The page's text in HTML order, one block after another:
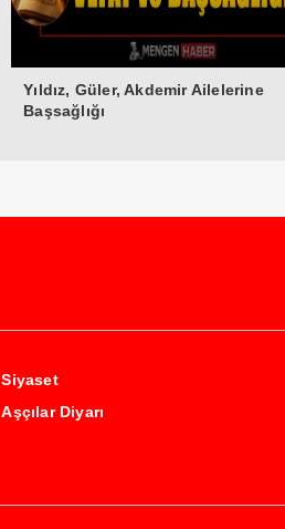
Yıldız, Güler, Akdemir Ailelerine
Başsağlığı
Siyaset
Aşçılar Diyarı